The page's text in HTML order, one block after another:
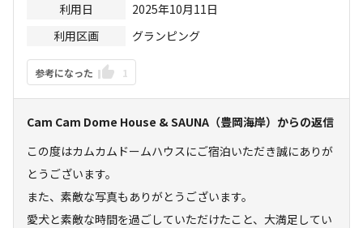
利用日
2025年10月11日
利用区画
グランピング
参考になった 1
Cam Cam Dome House & SAUNA（豊岡海岸） からの返信
この度はカムカムドームハウスにご宿泊いただき誠にありが
とうございます。
また、素敵な写真もありがとうございます。
愛犬と素敵な時間を過ごしていただけたこと、大満足してい